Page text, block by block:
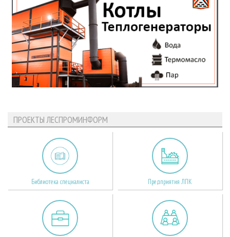
ПРОЕКТЫ ЛЕСПРОМИНФОРМ
Библиотека специалиста Предприятия ЛПК